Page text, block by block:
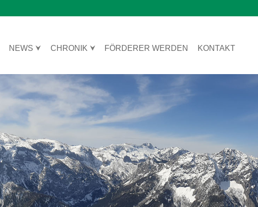
NEWS CHRONIK FÖRDERER WERDEN KONTAKT